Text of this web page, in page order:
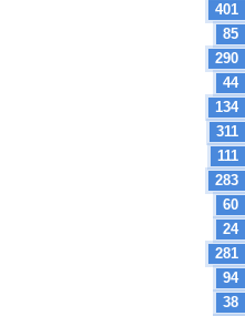
401
85
290
44
134
311
111
283
60
24
281
94
38